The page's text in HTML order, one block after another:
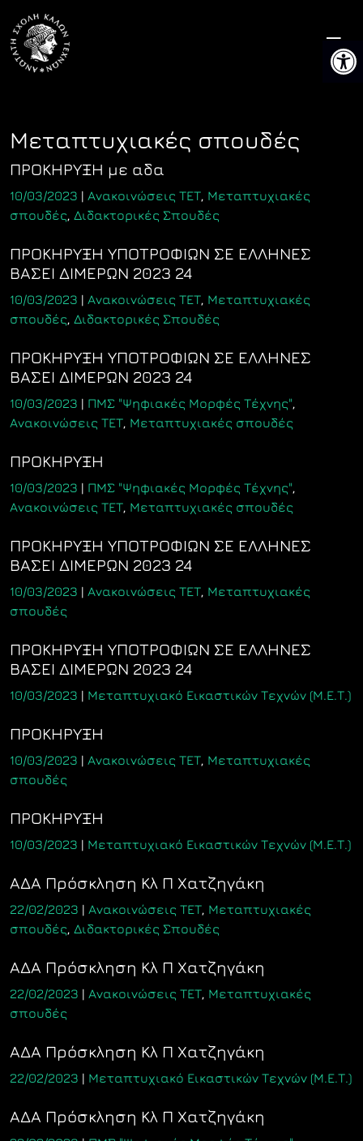
content
Μεταπτυχιακές σπουδές
ΠΡΟΚΗΡΥΞΗ με αδα
10/03/2023 | Ανακοινώσεις ΤΕΤ, Μεταπτυχιακές
σπουδές, Διδακτορικές Σπουδές
ΠΡΟΚΗΡΥΞΗ ΥΠΟΤΡΟΦΙΩΝ ΣΕ ΕΛΛΗΝΕΣ
ΒΑΣΕΙ ΔΙΜΕΡΩΝ 2023 24
10/03/2023 | Ανακοινώσεις ΤΕΤ, Μεταπτυχιακές
σπουδές, Διδακτορικές Σπουδές
ΠΡΟΚΗΡΥΞΗ ΥΠΟΤΡΟΦΙΩΝ ΣΕ ΕΛΛΗΝΕΣ
ΒΑΣΕΙ ΔΙΜΕΡΩΝ 2023 24
10/03/2023 | ΠΜΣ "Ψηφιακές Μορφές Τέχνης",
Ανακοινώσεις ΤΕΤ, Μεταπτυχιακές σπουδές
ΠΡΟΚΗΡΥΞΗ
10/03/2023 | ΠΜΣ "Ψηφιακές Μορφές Τέχνης",
Ανακοινώσεις ΤΕΤ, Μεταπτυχιακές σπουδές
ΠΡΟΚΗΡΥΞΗ ΥΠΟΤΡΟΦΙΩΝ ΣΕ ΕΛΛΗΝΕΣ
ΒΑΣΕΙ ΔΙΜΕΡΩΝ 2023 24
10/03/2023 | Ανακοινώσεις ΤΕΤ, Μεταπτυχιακές
σπουδές
ΠΡΟΚΗΡΥΞΗ ΥΠΟΤΡΟΦΙΩΝ ΣΕ ΕΛΛΗΝΕΣ
ΒΑΣΕΙ ΔΙΜΕΡΩΝ 2023 24
10/03/2023 | Μεταπτυχιακό Εικαστικών Τεχνών (Μ.Ε.Τ.)
ΠΡΟΚΗΡΥΞΗ
10/03/2023 | Ανακοινώσεις ΤΕΤ, Μεταπτυχιακές
σπουδές
ΠΡΟΚΗΡΥΞΗ
10/03/2023 | Μεταπτυχιακό Εικαστικών Τεχνών (Μ.Ε.Τ.)
ΑΔΑ Πρόσκληση Κλ Π Χατζηγάκη
22/02/2023 | Ανακοινώσεις ΤΕΤ, Μεταπτυχιακές
σπουδές, Διδακτορικές Σπουδές
ΑΔΑ Πρόσκληση Κλ Π Χατζηγάκη
22/02/2023 | Ανακοινώσεις ΤΕΤ, Μεταπτυχιακές
σπουδές
ΑΔΑ Πρόσκληση Κλ Π Χατζηγάκη
22/02/2023 | Μεταπτυχιακό Εικαστικών Τεχνών (Μ.Ε.Τ.)
ΑΔΑ Πρόσκληση Κλ Π Χατζηγάκη